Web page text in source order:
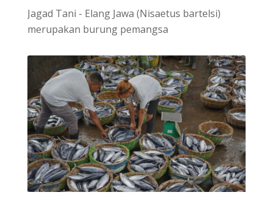
Jagad Tani - Elang Jawa (Nisaetus bartelsi)
merupakan burung pemangsa